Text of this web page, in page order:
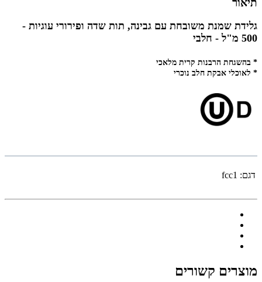
גלידת שמנת משובחת עם גבינה, תות שדה ופירורי עוגיות -
500 מ"ל - חלבי
* בהשגחת הרבנות קרית מלאכי
* לאוכלי אבקת חלב נוכרי
דגם: fcc1
מוצרים קשורים